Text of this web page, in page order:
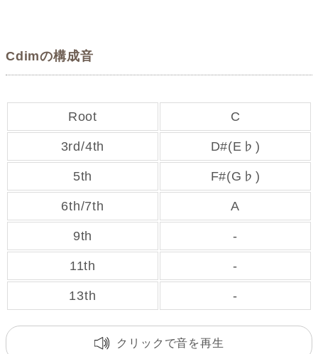
Cdimの構成音
Root C
3rd/4th D#(E♭)
5th F#(G♭)
6th/7th A
9th -
11th -
13th -
クリックで音を再生